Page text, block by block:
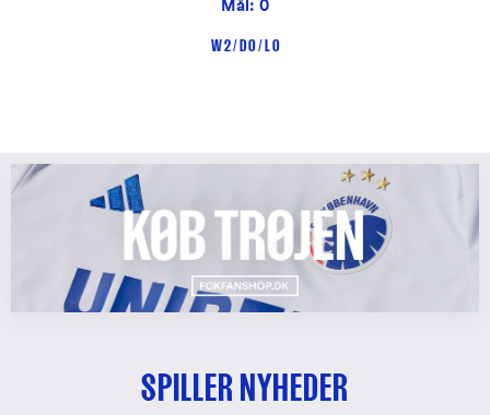
Mål: 0
W 2 / D 0 / L 0
SPILLER NYHEDER